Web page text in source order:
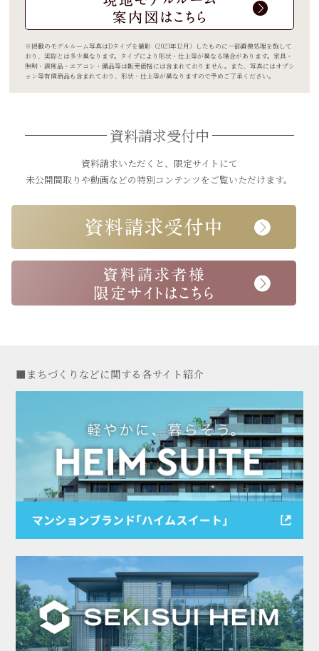
※掲載のモデルルーム写真はDタイプを撮影（2023年12月）したものに一部画像処理を施して
おり、実際とは多少異なります。タイプにより形状・仕上等が異なる場合があります。家具・
照明・調度品・エアコン・備品等は販売価格には含まれておりません。また、写真にはオプシ
ョン等有償商品も含まれており、形状・仕上等が異なりますので予めご了承ください。
資料請求受付中
資料請求いただくと、 限定サイトにて
未公開間取りや動画などの特別コンテンツをご覧いただけます。
■まちづくりなどに関する各サイト紹介